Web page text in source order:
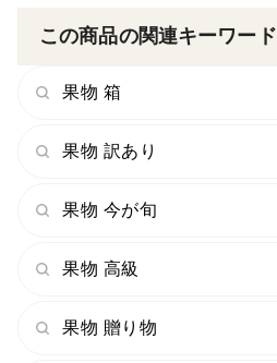
この商品の関連キーワード
果物 箱
果物 訳あり
果物 今が旬
果物 高級
果物 贈り物